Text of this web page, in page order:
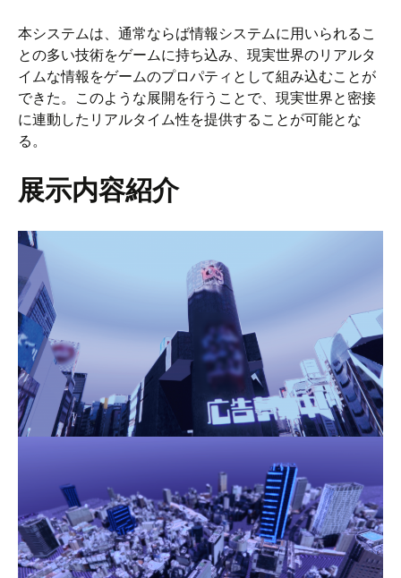
本システムは、通常ならば情報システムに用いられるこ
との多い技術をゲームに持ち込み、現実世界のリアルタ
イムな情報をゲームのプロパティとして組み込むことが
できた。このような展開を行うことで、現実世界と密接
に連動したリアルタイム性を提供することが可能とな
る。
展示内容紹介